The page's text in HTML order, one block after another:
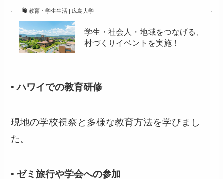
教育・学生生活 | 広島大学
学生・社会人・地域をつなげる、
村づくりイベントを実施！
•ハワイでの教育研修
現地の学校視察と多様な教育方法を学びまし
た。
• ゼミ旅行や学会への参加